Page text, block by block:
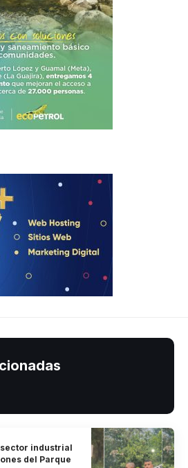
industrial
del Parque